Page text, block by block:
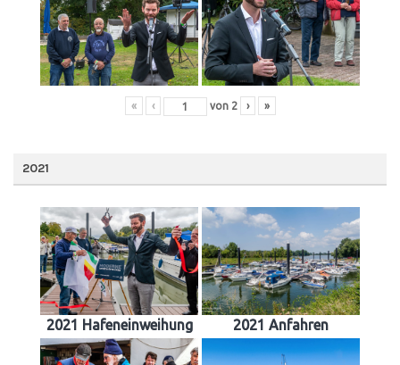
« ‹ von 2 › »
2021
2021 Hafeneinweihung 2021 Anfahren